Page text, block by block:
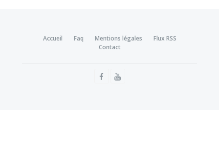
Accueil Faq Mentions légales
Flux RSS
Contact